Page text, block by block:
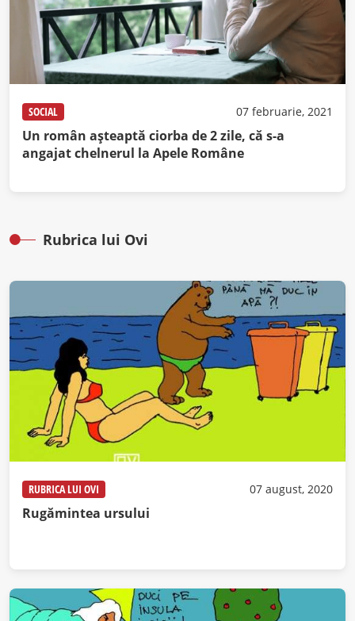
SOCIAL 07 februarie, 2021
Un român așteaptă ciorba de 2 zile, că s-a
angajat chelnerul la Apele Române
Rubrica lui Ovi
RUBRICA LUI OVI 07 august, 2020
Rugămintea ursului